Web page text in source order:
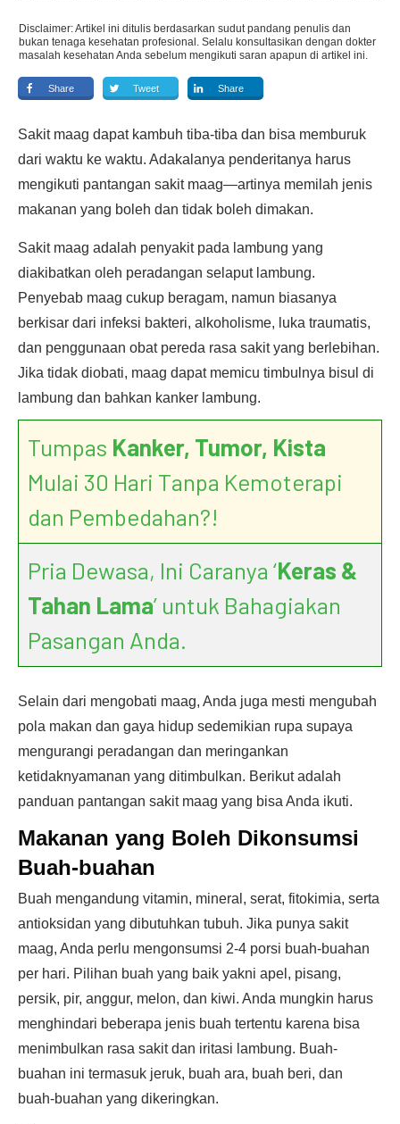
Disclaimer: Artikel ini ditulis berdasarkan sudut pandang penulis dan
bukan tenaga kesehatan profesional. Selalu konsultasikan dengan dokter
masalah kesehatan Anda sebelum mengikuti saran apapun di artikel ini.
Share Tweet Share
Sakit maag dapat kambuh tiba-tiba dan bisa memburuk
dari waktu ke waktu. Adakalanya penderitanya harus
mengikuti pantangan sakit maag—artinya memilah jenis
makanan yang boleh dan tidak boleh dimakan.
Sakit maag adalah penyakit pada lambung yang
diakibatkan oleh peradangan selaput lambung.
Penyebab maag cukup beragam, namun biasanya
berkisar dari infeksi bakteri, alkoholisme, luka traumatis,
dan penggunaan obat pereda rasa sakit yang berlebihan.
Jika tidak diobati, maag dapat memicu timbulnya bisul di
lambung dan bahkan kanker lambung.
Tumpas Kanker, Tumor, Kista
Mulai 30 Hari Tanpa Kemoterapi
dan Pembedahan?!
Pria Dewasa, Ini Caranya ‘Keras &
Tahan Lama’ untuk Bahagiakan
Pasangan Anda.
Selain dari mengobati maag, Anda juga mesti mengubah
pola makan dan gaya hidup sedemikian rupa supaya
mengurangi peradangan dan meringankan
ketidaknyamanan yang ditimbulkan. Berikut adalah
panduan pantangan sakit maag yang bisa Anda ikuti.
Makanan yang Boleh Dikonsumsi
Buah-buahan
Buah mengandung vitamin, mineral, serat, fitokimia, serta
antioksidan yang dibutuhkan tubuh. Jika punya sakit
maag, Anda perlu mengonsumsi 2-4 porsi buah-buahan
per hari. Pilihan buah yang baik yakni apel, pisang,
persik, pir, anggur, melon, dan kiwi. Anda mungkin harus
menghindari beberapa jenis buah tertentu karena bisa
menimbulkan rasa sakit dan iritasi lambung. Buah-
buahan ini termasuk jeruk, buah ara, buah beri, dan
buah-buahan yang dikeringkan.